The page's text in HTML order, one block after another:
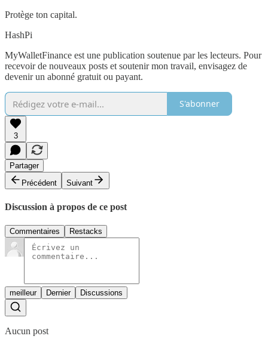
Protège ton capital.
HashPi
MyWalletFinance est une publication soutenue par les lecteurs. Pour
recevoir de nouveaux posts et soutenir mon travail, envisagez de
devenir un abonné gratuit ou payant.
S'abonner
3
Partager
Précédent
Suivant
Discussion à propos de ce post
Commentaires Restacks
meilleur Dernier Discussions
Aucun post